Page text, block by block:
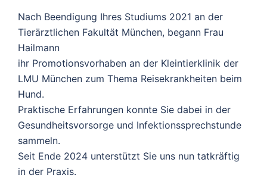
Nach Beendigung Ihres Studiums 2021 an der
Tierärztlichen Fakultät München, begann Frau
Hailmann
ihr Promotionsvorhaben an der Kleintierklinik der
LMU München zum Thema Reisekrankheiten beim
Hund.
Praktische Erfahrungen konnte Sie dabei in der
Gesundheitsvorsorge und Infektionssprechstunde
sammeln.
Seit Ende 2024 unterstützt Sie uns nun tatkräftig
in der Praxis.